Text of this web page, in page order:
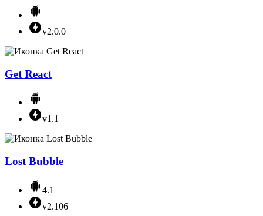
v2.0.0
Get React
v1.1
Lost Bubble
4.1
v2.106